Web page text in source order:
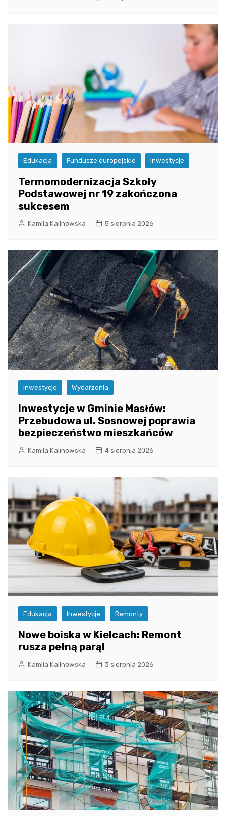
Edukacja Fundusze europejskie Inwestycje
Termomodernizacja Szkoły
Podstawowej nr 19 zakończona
sukcesem
Kamila Kalinowska 5 sierpnia 2026
Inwestycje Wydarzenia
Inwestycje w Gminie Masłów:
Przebudowa ul. Sosnowej poprawia
bezpieczeństwo mieszkańców
Kamila Kalinowska 4 sierpnia 2026
Edukacja Inwestycje Remonty
Nowe boiska w Kielcach: Remont
rusza pełną parą!
Kamila Kalinowska 3 sierpnia 2026